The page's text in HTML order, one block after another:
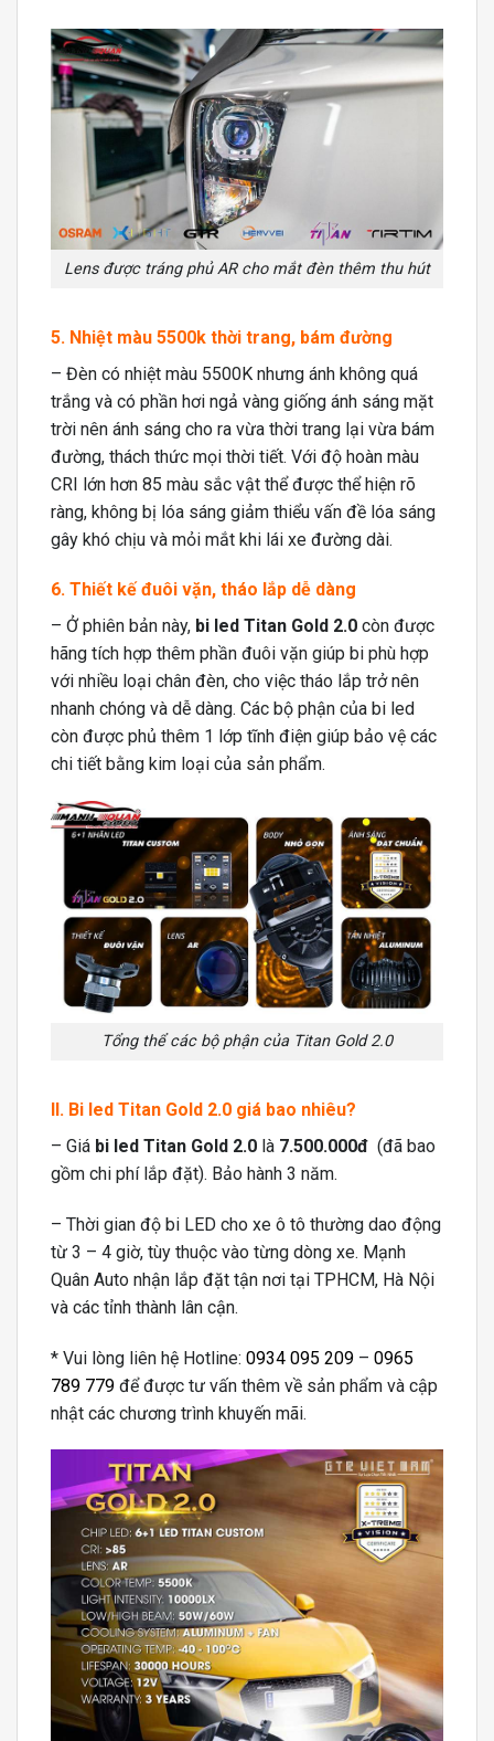
Lens được tráng phủ AR cho mắt đèn thêm thu hút
5. Nhiệt màu 5500k thời trang, bám đường
– Đèn có nhiệt màu 5500K nhưng ánh không quá
trắng và có phần hơi ngả vàng giống ánh sáng mặt
trời nên ánh sáng cho ra vừa thời trang lại vừa bám
đường, thách thức mọi thời tiết. Với độ hoàn màu
CRI lớn hơn 85 màu sắc vật thể được thể hiện rõ
ràng, không bị lóa sáng giảm thiểu vấn đề lóa sáng
gây khó chịu và mỏi mắt khi lái xe đường dài.
6. Thiết kế đuôi vặn, tháo lắp dễ dàng
– Ở phiên bản này, bi led Titan Gold 2.0 còn được
hãng tích hợp thêm phần đuôi vặn giúp bi phù hợp
với nhiều loại chân đèn, cho việc tháo lắp trở nên
nhanh chóng và dễ dàng. Các bộ phận của bi led
còn được phủ thêm 1 lớp tĩnh điện giúp bảo vệ các
chi tiết bằng kim loại của sản phẩm.
Tổng thể các bộ phận của Titan Gold 2.0
II. Bi led Titan Gold 2.0 giá bao nhiêu?
– Giá bi led Titan Gold 2.0 là 7.500.000đ (đã bao
gồm chi phí lắp đặt). Bảo hành 3 năm.
– Thời gian độ bi LED cho xe ô tô thường dao động
từ 3 – 4 giờ, tùy thuộc vào từng dòng xe. Mạnh
Quân Auto nhận lắp đặt tận nơi tại TPHCM, Hà Nội
và các tỉnh thành lân cận.
* Vui lòng liên hệ Hotline: 0934 095 209 – 0965
789 779 để được tư vấn thêm về sản phẩm và cập
nhật các chương trình khuyến mãi.